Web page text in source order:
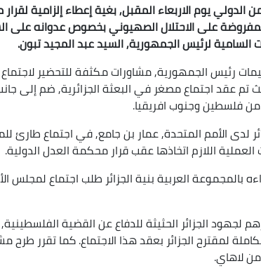
يوم الاربعاء المقبل, بغية إعطاء إلزامية
على الاحتلال الصهيوني بخصوص عدوانه على
السامية لرئيس الجمهورية, السيد عبد المجيد تبون.
رئيس الجمهورية, مشاورات مكثفة للتحضير
تم عقد اجتماع مصغر في البعثة الجزائرية, ضم إلى
من فلسطين وجنوب افريقيا.
لدى الأمم المتحدة, عمار بن جامع, في اجتماع طارئ
اللازم اتخاذها عقب قرار محكمة العدل الدولية.
بالمجموعة العربية بنية الجزائر طلب اجتماع لمجلس
الجزائر الحثيثة للدفاع عن القضية
لمقترح الجزائر بعقد هذا الاجتماع. كما تقرر طرح
لاهاي.